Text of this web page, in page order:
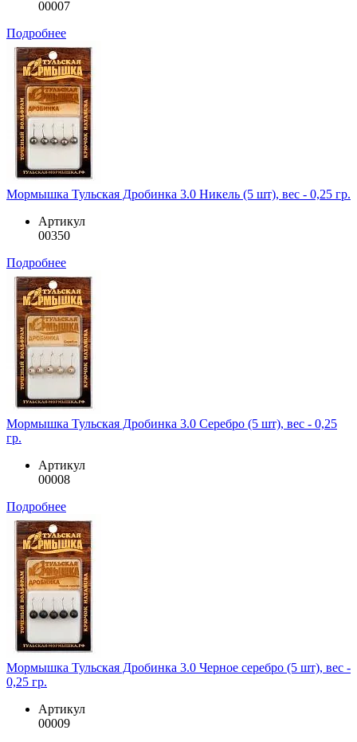
00007
Подробнее
Мормышка Тульская Дробинка 3.0 Никель (5 шт), вес - 0,25 гр.
Артикул
00350
Подробнее
Мормышка Тульская Дробинка 3.0 Серебро (5 шт), вес - 0,25
гр.
Артикул
00008
Подробнее
Мормышка Тульская Дробинка 3.0 Черное серебро (5 шт), вес -
0,25 гр.
Артикул
00009